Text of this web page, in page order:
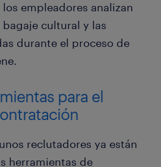
empleadores analizan
cultural y las
durante el proceso de
para el
reclutadores ya están
herramientas de